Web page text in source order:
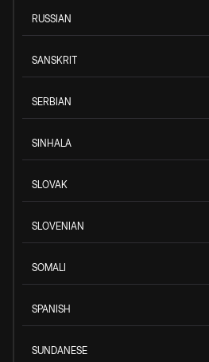
RUSSIAN
SANSKRIT
SERBIAN
SINHALA
SLOVAK
SLOVENIAN
SOMALI
SPANISH
SUNDANESE